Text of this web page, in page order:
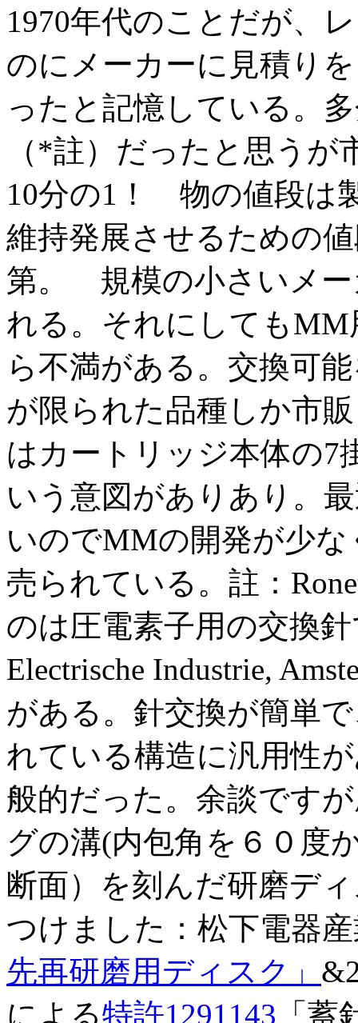
1970年代のことだが、
のにメーカーに見積り
ったと記憶している。
（*註）だったと思う
10分の1！ 物の値段は
維持発展させるための
第。 規模の小さいメー
れる。それにしても
ら不満がある。交換可
が限られた品種しか市
はカートリッジ本体の7
いう意図がありあり。
いのでMMの開発が少
売られている。註：
のは圧電素子用の交換
Electrische Industrie,
がある。針交換が簡単
れている構造に汎用性
般的だった。余談です
グの溝(内包角を６０度
断面）を刻んだ研磨デ
つけました：松下電器
先再研磨用ディスク」
による特許1291143 「